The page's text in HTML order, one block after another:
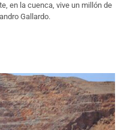
en la cuenca, vive un millón de
Gallardo.